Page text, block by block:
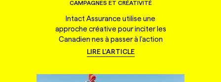
CAMPAGNES ET CRÉATIVITÉ
Intact Assurance utilise une
approche créative pour inciter les
Canadien·nes à passer à l'action
LIRE L'ARTICLE